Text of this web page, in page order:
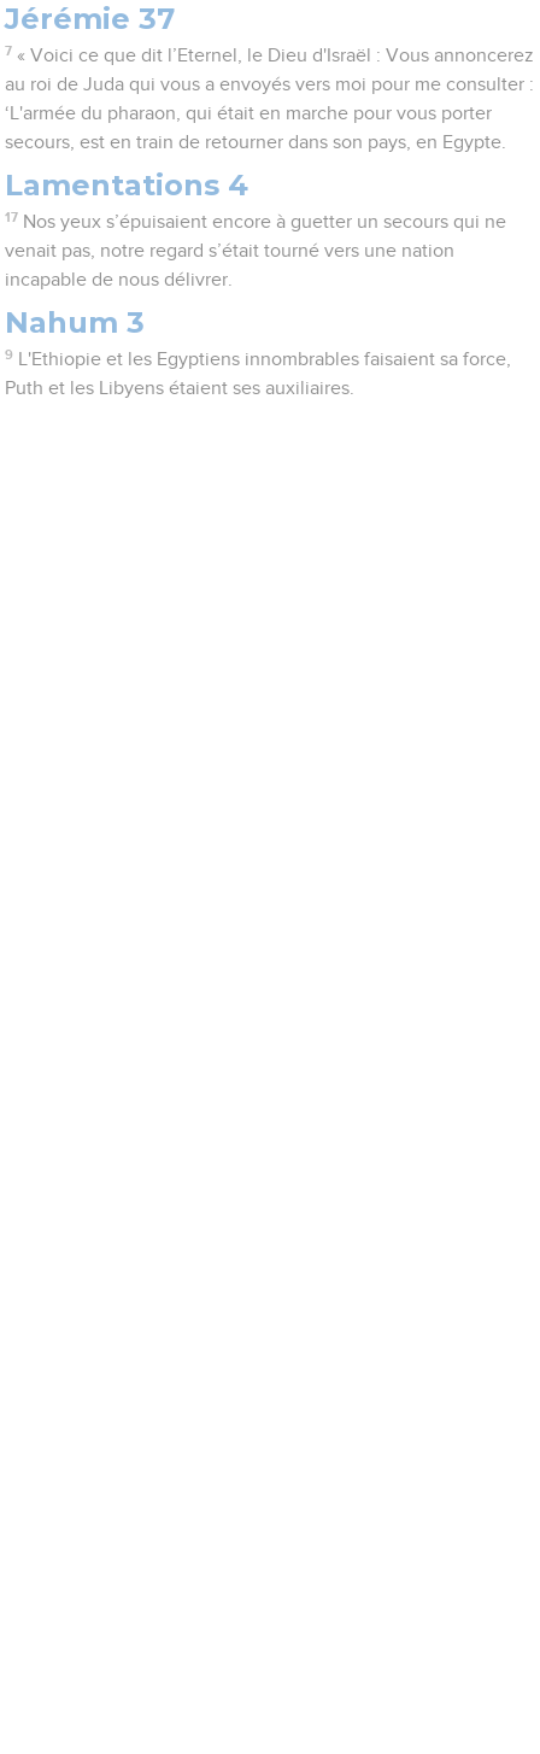
Jérémie 37
7 « Voici ce que dit l’Eternel, le Dieu d'Israël : Vous annoncerez
au roi de Juda qui vous a envoyés vers moi pour me consulter :
‘L'armée du pharaon, qui était en marche pour vous porter
secours, est en train de retourner dans son pays, en Egypte.
Lamentations 4
17 Nos yeux s’épuisaient encore à guetter un secours qui ne
venait pas, notre regard s’était tourné vers une nation
incapable de nous délivrer.
Nahum 3
9
L'Ethiopie et les Egyptiens innombrables faisaient sa force,
Puth et les Libyens étaient ses auxiliaires.